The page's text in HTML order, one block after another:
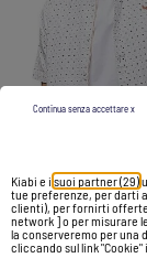
Kiabi e i suoi partner (29)
tue preferenze, per darti
clienti), per fornirti
network ] o per misurare
la conserveremo per una
cliccando sul link
Continua senza accettare x
-52%